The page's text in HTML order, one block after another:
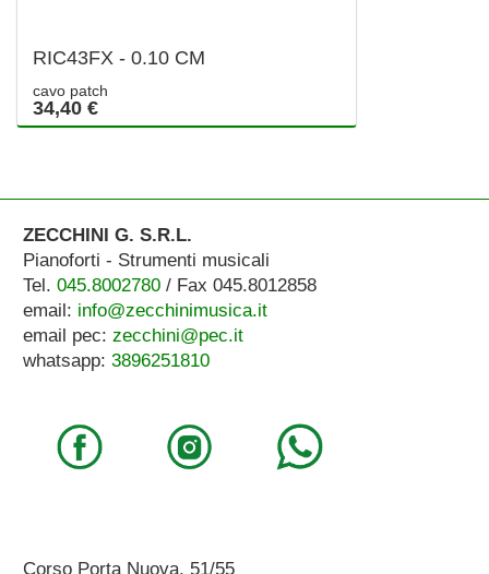
RIC43FX - 0.10 CM
cavo patch
34,40 €
ZECCHINI G. S.R.L.
Pianoforti - Strumenti musicali
Tel. 045.8002780/ Fax 045.8012858
email: info@zecchinimusica.it
email pec: zecchini@pec.it
whatsapp: 3896251810
Corso Porta Nuova, 51/55